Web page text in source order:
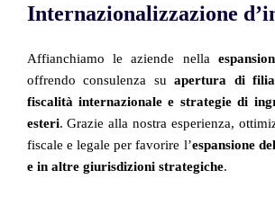
Internazionalizzazione
Affianchiamo le aziende nella
offrendo consulenza suapertura di
fiscalità internazionale e strategie di
esteri. Grazie alla nostra esperienza,
fiscale e legale per favorire l’espansione
e in altre giurisdizioni strategiche.